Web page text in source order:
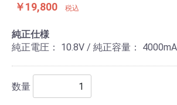
￥19,800 税込
純正仕様
純正電圧： 10.8V / 純正容量：
数量